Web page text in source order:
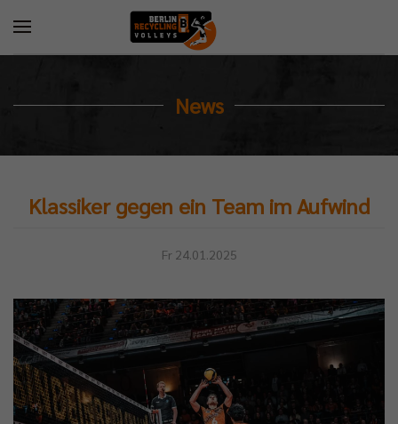
News
Klassiker gegen ein Team im Aufwind
Fr 24.01.2025